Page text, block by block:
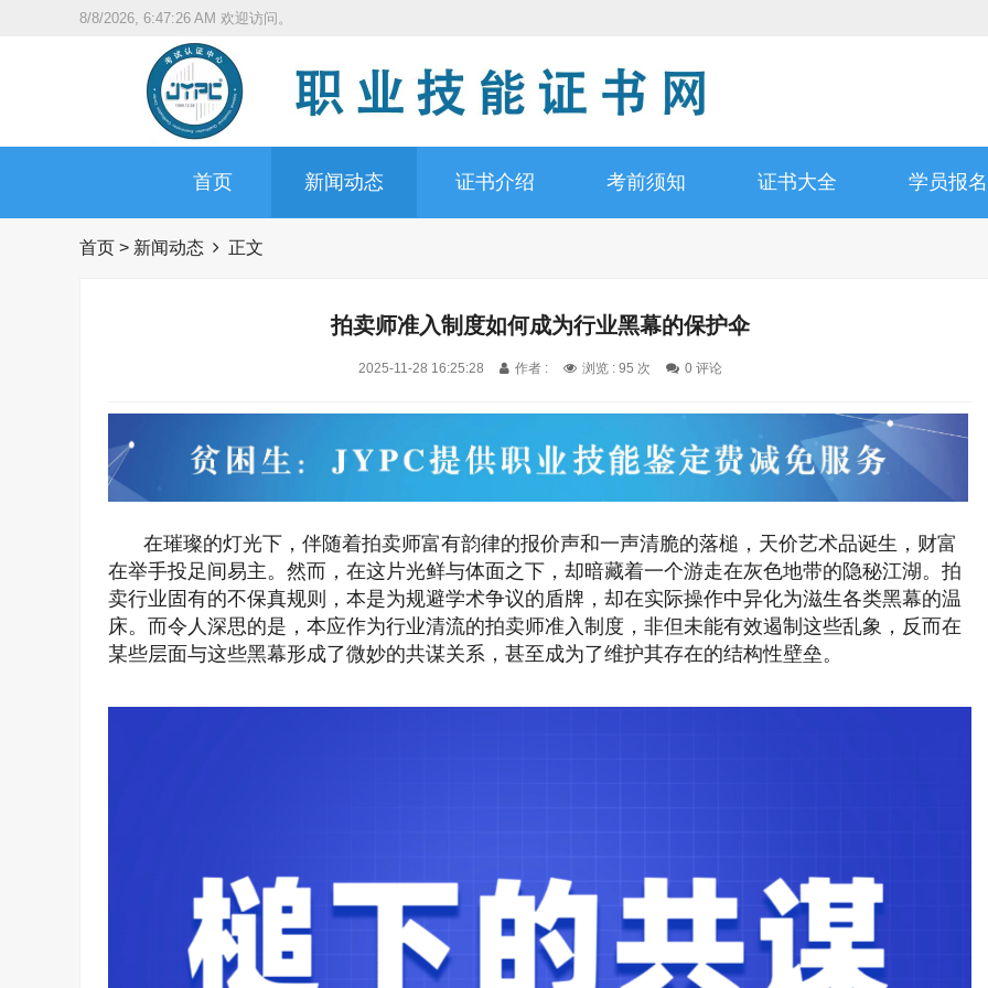
8/8/2026, 6:47:28 AM 欢迎访问。
首页 新闻动态 证书介绍 考前须知 证书大全 学员报名
首页 > 新闻动态 正文
拍卖师准入制度如何成为行业黑幕的保护伞
2025-11-28 16:25:28 作者 : 浏览 : 95 次 0 评论
在璀璨的灯光下，伴随着拍卖师富有韵律的报价声和一声清脆的落槌，天价艺术品诞生，财富
在举手投足间易主。然而，在这片光鲜与体面之下，却暗藏着一个游走在灰色地带的隐秘江湖。拍
卖行业固有的不保真规则，本是为规避学术争议的盾牌，却在实际操作中异化为滋生各类黑幕的温
床。而令人深思的是，本应作为行业清流的拍卖师准入制度，非但未能有效遏制这些乱象，反而在
某些层面与这些黑幕形成了微妙的共谋关系，甚至成为了维护其存在的结构性壁垒。